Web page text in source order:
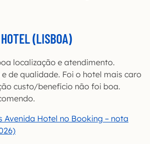
(LISBOA)
localização e atendimento.
de qualidade. Foi o hotel mais caro
custo/benefício não foi boa.
Avenida Hotel no Booking – nota